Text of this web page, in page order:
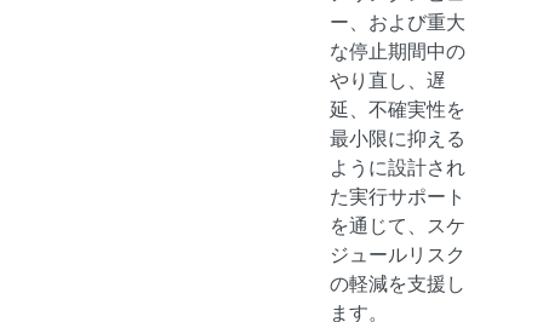
ー、および重大
な停止期間中の
やり直し、遅
延、不確実性を
最小限に抑える
ように設計され
た実行サポート
を通じて、スケ
ジュールリスク
の軽減を支援し
ます。